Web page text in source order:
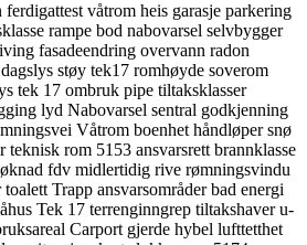
ferdigattest våtrom heis garasje parkering
rampe bod nabovarsel selvbygger
fasadeendring overvann radon
dagslys støy tek17 romhøyde soverom
tek 17 ombruk pipe tiltaksklasser
lyd Nabovarsel sentral godkjenning
Våtrom boenhet håndløpersnø
teknisk rom 5153 ansvarsrett brannklasse
fdv midlertidig rive rømningsvindu
toalett Trapp ansvarsområderbad energi
Tek 17 terrenginngrep tiltakshaveru-
Carport gjerde hybel lufttetthet